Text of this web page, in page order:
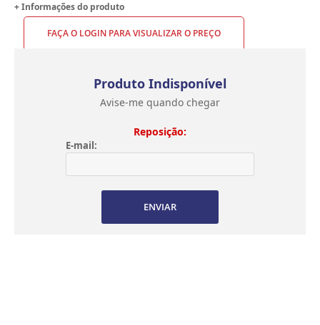
+ Informações do produto
FAÇA O LOGIN PARA VISUALIZAR O PREÇO
Produto Indisponível
Avise-me quando chegar
Reposição:
E-mail:
ENVIAR